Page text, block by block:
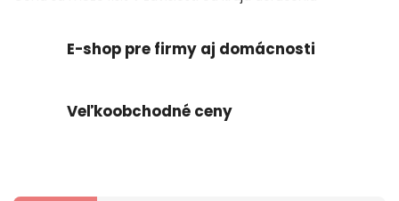
E-shop pre firmy aj domácnosti
Veľkoobchodné ceny